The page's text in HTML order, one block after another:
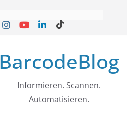
BarcodeBlog
Informieren. Scannen.
Automatisieren.